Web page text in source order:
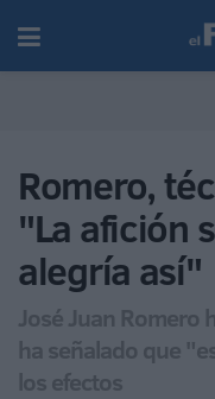
Romero,
"La afición
alegría así"
José Juan Romero
ha señalado que
los efectos